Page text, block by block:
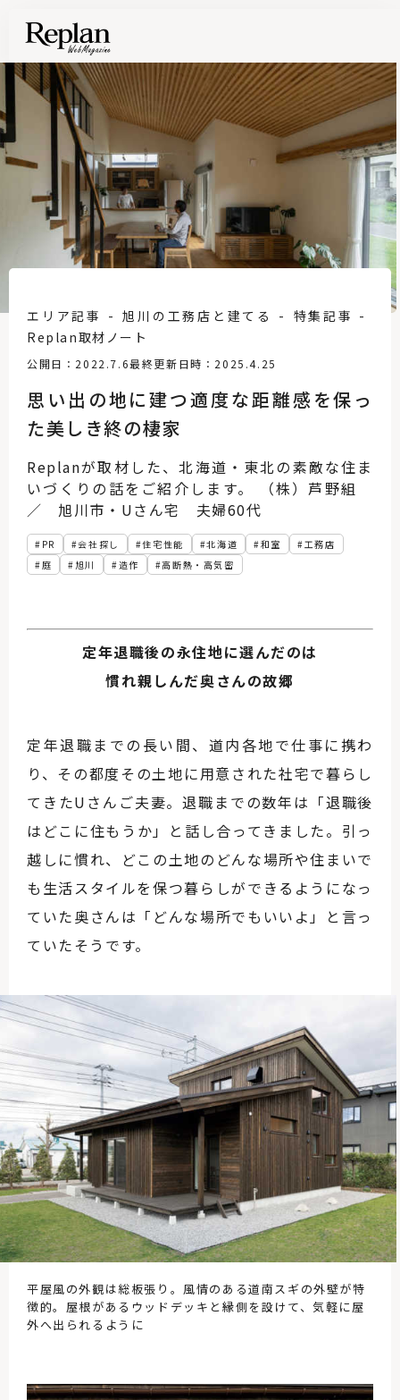
思い出の地に建つ適度な距離感を保っ
た美しき終の棲家
公開日：2022.7.6最終更新日時：2025.4.25
エリア記事 旭川の工務店と建てる
特集記事
Replan取材ノート
PR 会社探し 住宅性能 北海道 和室
工務店
庭
旭川 造作 高断熱・高気密
Replanが取材した、北海道・東北の素敵な住ま
いづくりの話をご紹介します。 （株）芦野組
／ 旭川市・Uさん宅 夫婦60代
定年退職後の永住地に選んだのは
慣れ親しんだ奥さんの故郷
定年退職までの長い間、道内各地で仕事に携わ
り、その都度その土地に用意された社宅で暮らし
てきたUさんご夫妻。退職までの数年は「退職後
はどこに住もうか」と話し合ってきました。引っ
越しに慣れ、どこの土地のどんな場所や住まいで
も生活スタイルを保つ暮らしができるようになっ
ていた奥さんは「どんな場所でもいいよ」と言っ
ていたそうです。
平屋風の外観は総板張り。風情のある道南スギの外壁が特
徴的。屋根があるウッドデッキと縁側を設けて、気軽に屋
外へ出られるように